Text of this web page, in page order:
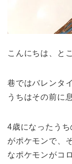
こんにちは、と
巷ではバレンタ
うちはその前に
4歳になったう
がポケモンで、
なポケモンがコ